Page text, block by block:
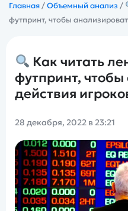
Главная/Объемный анализ /
футпринт, чтобы
Как читать
футпринт,
действия
28 декабря, 2022 в 23:21